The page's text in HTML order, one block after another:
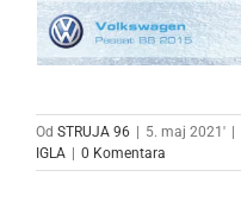
Od STRUJA 96 | 5. maj 2021' |
IGLA | 0 Komentara